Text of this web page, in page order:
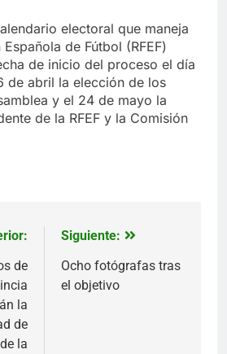
electoral que maneja
de Fútbol (RFEF)
de inicio del proceso el día
de abril la elección de los
y el 24 de mayo la
de la RFEF y la Comisión
de
la
de
la
Siguiente:
Ocho fotógrafas tras
el objetivo